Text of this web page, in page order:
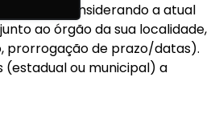
órgãos, considerando a atual
ao órgão da sua localidade,
prorrogação de prazo/datas).
(estadual ou municipal) a